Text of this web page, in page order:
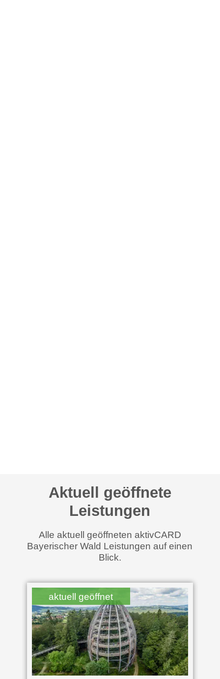
Aktuell geöffnete
Leistungen
Alle aktuell geöffneten aktivCARD
Bayerischer Wald Leistungen auf einen
Blick.
geöffnet ab 10:30